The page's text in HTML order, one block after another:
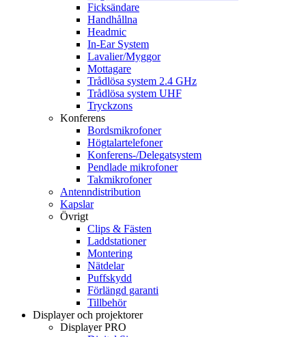
Ficksändare
Handhållna
Headmic
In-Ear System
Lavalier/Myggor
Mottagare
Trådlösa system 2.4 GHz
Trådlösa system UHF
Tryckzons
Konferens
Bordsmikrofoner
Högtalartelefoner
Konferens-/Delegatsystem
Pendlade mikrofoner
Takmikrofoner
Antenndistribution
Kapslar
Övrigt
Clips & Fästen
Laddstationer
Montering
Nätdelar
Puffskydd
Förlängd garanti
Tillbehör
Displayer och projektorer
Displayer PRO